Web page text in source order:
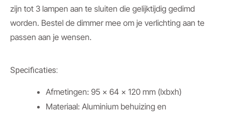
zijn tot 3 lampen aan te sluiten die gelijktijdig gedimd
worden. Bestel de dimmer mee om je verlichting aan te
passen aan je wensen.
Specificaties:
Afmetingen: 95 x 64 x 120 mm (lxbxh)
Materiaal: Aluminium behuizing en